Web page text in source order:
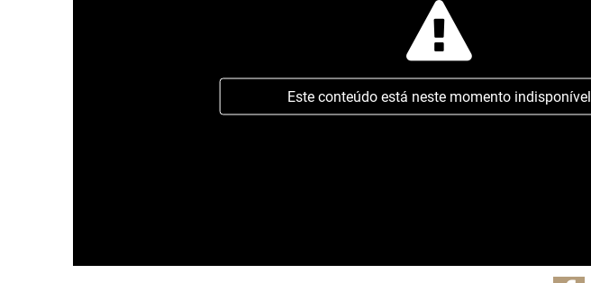
Este conteúdo está neste momento indisponível